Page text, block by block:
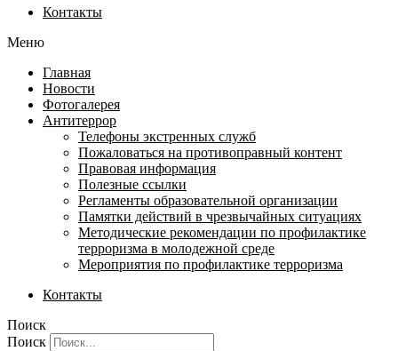
Контакты
Меню
Главная
Новости
Фотогалерея
Антитеррор
Телефоны экстренных служб
Пожаловаться на противоправный контент
Правовая информация
Полезные ссылки
Регламенты образовательной организации
Памятки действий в чрезвычайных ситуациях
Методические рекомендации по профилактике
терроризма в молодежной среде
Мероприятия по профилактике терроризма
Контакты
Поиск
Поиск